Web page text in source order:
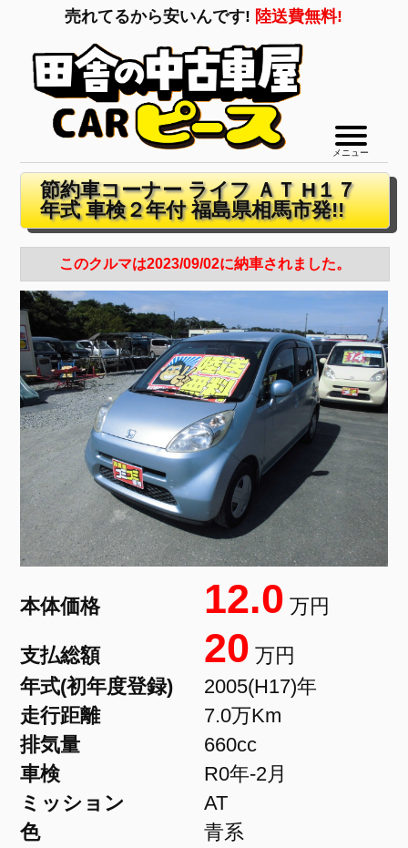
売れてるから安いんです! 陸送費無料!
メニュー
節約車コーナー ライフ ＡＴ H１７
年式 車検２年付 福島県相馬市発!!
このクルマは2023/09/02に納車されました。
本体価格 12.0 万円
支払総額 20 万円
年式(初年度登録)
2005(H17)年
走行距離
7.0万Km
排気量
660cc
車検
R0年-2月
ミッション
AT
色
青系